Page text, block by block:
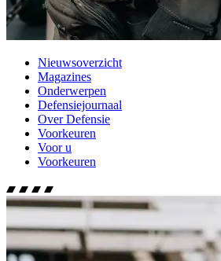
Nieuwsoverzicht
Magazines
Onderwerpen
Defensiejournaal
Over Defensie
Voorkeuren
Voor u
Voorkeuren